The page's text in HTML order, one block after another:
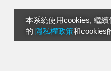
本系統使用cookies, 繼
的 隱私權政策和cookies